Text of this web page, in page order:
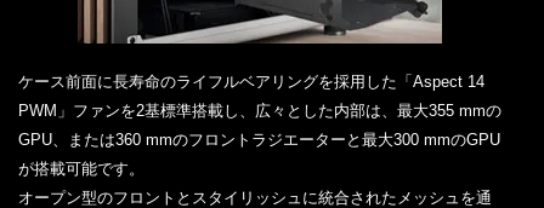
ケース前面に長寿命のライフルベアリングを採用した「Aspect 14
PWM」ファンを2基標準搭載し、広々とした内部は、最大355 mmの
GPU、または360 mmのフロントラジエーターと最大300 mmのGPU
が搭載可能です。
オープン型のフロントとスタイリッシュに統合されたメッシュを通